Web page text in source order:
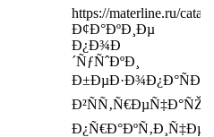
https://materline.ru/
Ð¢Ð°ÐºÐ¸Ðµ
Ð¿Ð¾Ð
´ÑƒÑˆÐºÐ¸